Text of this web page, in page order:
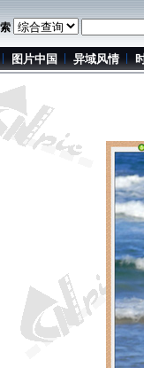
图片中国 异域风情